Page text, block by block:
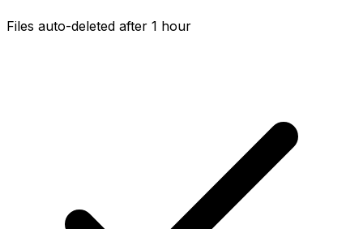
Files auto-deleted after 1 hour